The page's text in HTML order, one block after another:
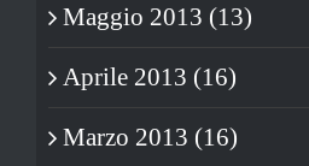
Maggio 2013 (13)
Aprile 2013 (16)
Marzo 2013 (16)